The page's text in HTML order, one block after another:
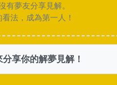
有夢友分享見解。
法，成為第一人！
分享你的解夢見解！